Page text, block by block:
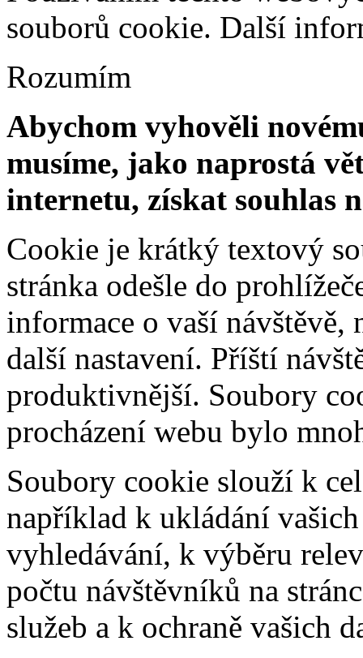
souborů cookie. Další
Rozumím
Abychom vyhověli
musíme, jako naprostá
internetu, získat souhlas
Cookie je krátký textový
stránka odešle do
informace o vaší
další nastavení. Příští
produktivnější. Soubory
procházení webu bylo
Soubory cookie slouží k
například k ukládání
vyhledávání, k výběru
počtu návštěvníků na
služeb a k ochraně vašich